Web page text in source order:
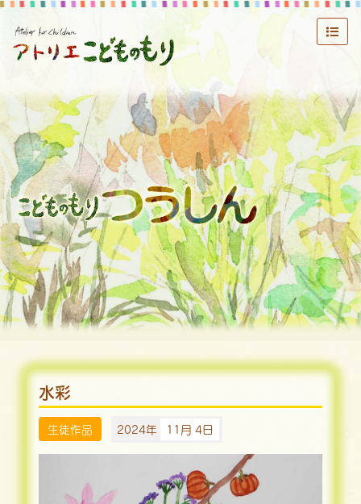
水彩
生徒作品 2024年 11月 4日